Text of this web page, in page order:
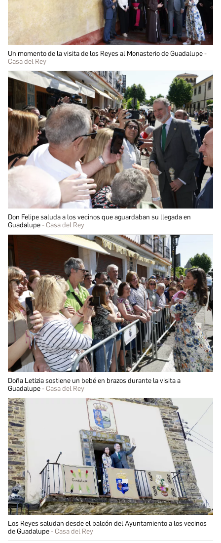
Un momento de la visita de los Reyes al Monasterio de Guadalupe
Casa del Rey
Don Felipe saluda a los vecinos que aguardaban su llegada en
Guadalupe
Casa del Rey
Doña Letizia sostiene un bebé en brazos durante la visita a
Guadalupe
Casa del Rey
Los Reyes saludan desde el balcón del Ayuntamiento a los vecinos
de Guadalupe
Casa del Rey